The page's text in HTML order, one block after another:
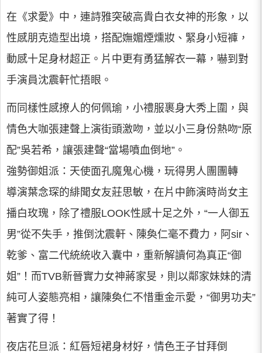
在《求愛》中，連詩雅突破高貴白衣女神的形象，以
性感朋克造型出境，搭配嫵媚煙燻妝、緊身小短褲，
動感十足身材超正。片中更有勇猛解衣一幕，嚇到對
手演員沈震軒忙捂眼。
而同樣性感撩人的何佩瑜，小禮服裹身大秀上圍，與
情色大咖張建聲上演街頭激吻，並以小三身份熱吻“原
配”吳若希，讓張建聲“當場噴血倒地”。
強勢御姐派：天使面孔魔鬼心機，玩得男人團團轉
導演葉念琛的緋聞女友莊思敏，在片中飾演時尚女主
播白玫瑰，除了禮服LOOK性感十足之外，“一人御五
男”從不失手，推倒沈震軒、陳奐仁毫不費力，阿sir、
乾爹、富二代統統收入囊中，重新解讀何為真正“御
姐”！而TVB新晉實力女神蔣家旻，則以鄰家妹妹的清
純可人姿態亮相，讓陳奐仁不惜重金示愛，“御男功夫”
著實了得！
夜店花旦派：紅唇短裙身材好，情色王子甘拜倒